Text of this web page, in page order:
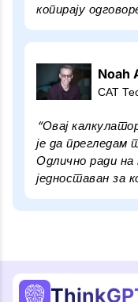
копирају
Noah
САТ
“Овај
је да прегледам
Одлично ради на
једноставан за